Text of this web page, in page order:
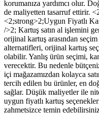
korumanıza yardımcı olur.
de maliyetten tasarruf ettirir.
<2;strong>2;Uygun Fiyatlı
/>2; Kartuş satın al işlemini
orijinal kartuş arasından
alternatifleri, orijinal kartuş
olabilir. Yanlış ürün seçimi,
verecektir. Bu nedenle
içi mağazamızdan kolayca
tercih edilen bu ürünler, en
sağlar. Düşük maliyetler ile
uygun fiyatlı kartuş
zahmetsizce temin